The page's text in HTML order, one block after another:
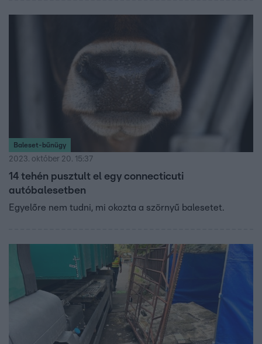
Baleset-bűnügy
2023. október 20. 15:37
14 tehén pusztult el egy connecticuti
autóbalesetben
Egyelőre nem tudni, mi okozta a szörnyű balesetet.